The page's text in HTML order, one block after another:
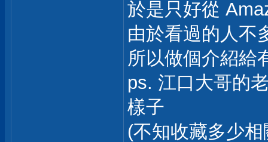
於是只好從
由於看過的人不
所以做個介紹給
ps. 江口大哥的
樣子
(不知收藏多少